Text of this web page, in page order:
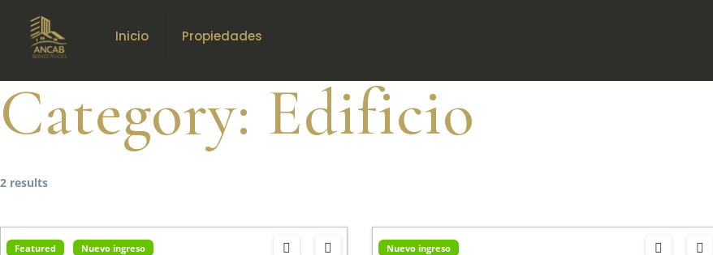
Inicio Propiedades
Category: Edificio
2 results
Featured Nuevo ingreso Nuevo ingreso